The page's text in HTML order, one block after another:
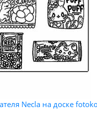
Necla на доске